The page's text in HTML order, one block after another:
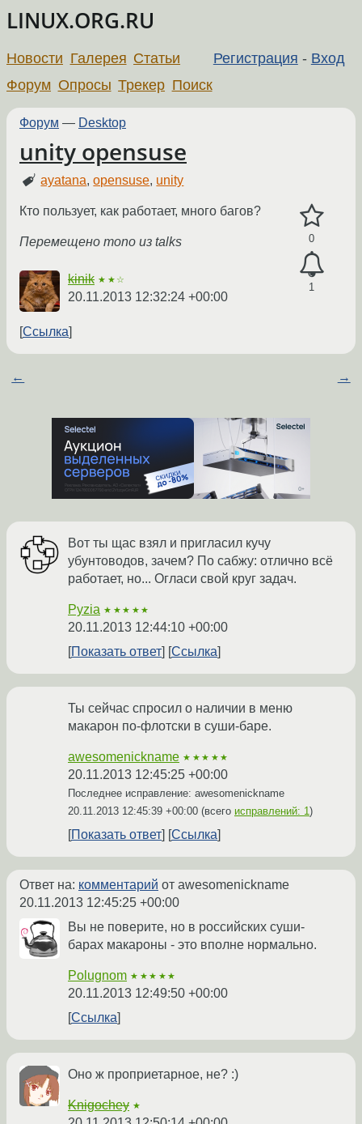
LINUX.ORG.RU
Регистрация - Вход
Новости Галерея Статьи
Форум Опросы Трекер Поиск
Форум — Desktop
unity opensuse
ayatana,opensuse, unity
0
1
Кто пользует, как работает, много багов?
Перемещено mono из talks
kinik ★★☆
20.11.2013 12:32:24 +00:00
Ссылка
← →
Вот ты щас взял и пригласил кучу
убунтоводов, зачем? По сабжу: отлично всё
работает, но... Огласи свой круг задач.
Pyzia ★★★★★
20.11.2013 12:44:10 +00:00
Показать ответ
Ссылка
Ты сейчас спросил о наличии в меню
макарон по-флотски в суши-баре.
awesomenickname ★★★★★
20.11.2013 12:45:25 +00:00
Последнее исправление: awesomenickname
20.11.2013 12:45:39 +00:00 (всего исправлений: 1 )
Показать ответ Ссылка
Ответ на: комментарий от awesomenickname
20.11.2013 12:45:25 +00:00
Вы не поверите, но в российских суши-
барах макароны - это вполне нормально.
Polugnom ★★★★★
20.11.2013 12:49:50 +00:00
Ссылка
Оно ж проприетарное, не? :)
Knigochey ★